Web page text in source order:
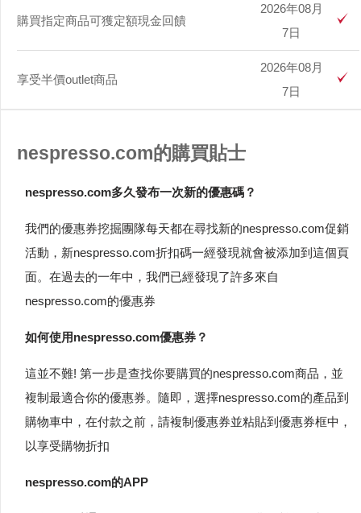
購買指定商品可獲定額現金回饋
2026年08月
7日
享受半價outlet商品
2026年08月
7日
nespresso.com的購買貼士
nespresso.com多久發布一次新的優惠碼？
我們的優惠券挖掘團隊每天都在尋找新的nespresso.com促銷
活動，新nespresso.com折扣碼一經發現就會被添加到這個頁
面。在過去的一年中，我們已經發現了許多來自
nespresso.com的優惠券
如何使用nespresso.com優惠券？
這並不難! 第一步是查找你要購買的nespresso.com商品，並
複制最適合你的優惠券。隨即，選擇nespresso.com的產品到
購物車中，在付款之前，請複制優惠券並粘貼到優惠券框中，
以享受購物折扣
nespresso.com的APP